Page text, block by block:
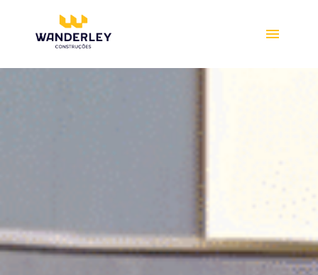
Compre online